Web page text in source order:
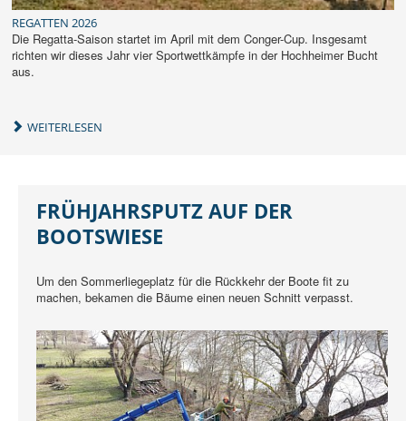
REGATTEN 2026
Die Regatta-Saison startet im April mit dem Conger-Cup. Insgesamt
richten wir dieses Jahr vier Sportwettkämpfe in der Hochheimer Bucht
aus.
WEITERLESEN
FRÜHJAHRSPUTZ AUF DER
BOOTSWIESE
Um den Sommerliegeplatz für die Rückkehr der Boote fit zu
machen, bekamen die Bäume einen neuen Schnitt verpasst.